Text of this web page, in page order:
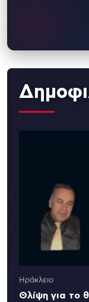
Ηράκλειο
Θλίψη για το